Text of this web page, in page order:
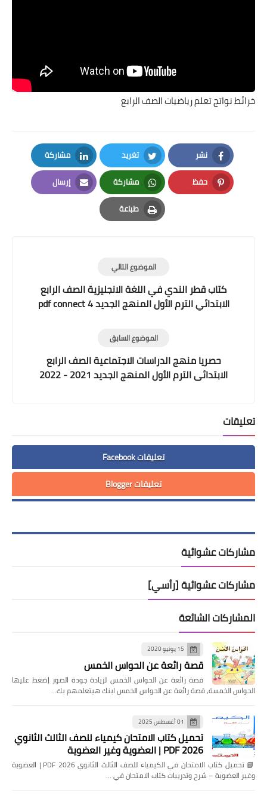
خرائط نواتج تعلم رياضيات الصف الرابع
نشر
Facebook
تغريد
Twitter
مشاركة
LinkedIn
حفظ
Pinterest
مشاركة
Whatsapp
إرسال
Email
طباعة
Print
الموضوع التالي
كتاب قطر الندي في اللغة الانجليزية الصف الرابع
الابتدائي الترم الأول المنهج الجديد pdf connect 4
الموضوع السابق
حصريا منهج الدراسات الاجتماعية الصف الرابع
الابتدائى الترم الأول المنهج الجديد 2021 - 2022
تعليقات
تعليقات Facebook
تعليقات Blogger
مشاركات عشوائية
مشاركات عشوائية [رأسي]
المشاركات الشائعة
15 يونيو 2020
قصة رائعة عن الحواس الخمس
قصة رائعة عن الحواس الخمس لزيادة جودة الصور إضغط عليها
الحواس الخمسة, قصة رائعة عن الحواس الخمس ابنك هيتعلمهم بك…
01 أغسطس 2025
تحميل كتاب الامتحان كيمياء للصف الثالث الثانوي
2026 PDF | العضوية وغير العضوية
📘 تحميل كتاب الامتحان في الكيمياء للصف الثالث الثانوي 2026 PDF | العضوية
وغير العضوية – شرح وتدريبات كتاب الامتحان في …